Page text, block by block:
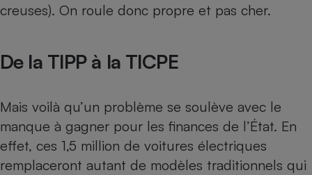
creuses). On roule donc propre et pas cher.
De la TIPP à la TICPE
Mais voilà qu’un problème se soulève avec le
manque à gagner pour les finances de l’État. En
effet, ces 1,5 million de voitures électriques
remplaceront autant de modèles traditionnels qui
Plaque de cuisson à
induction
Téléphone mobile -
Smartphone